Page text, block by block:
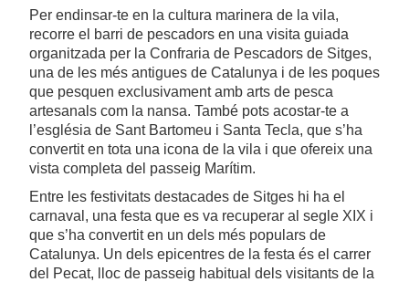
Per endinsar-te en la cultura marinera de la vila,
recorre el barri de pescadors en una visita guiada
organitzada per la Confraria de Pescadors de Sitges,
una de les més antigues de Catalunya i de les poques
que pesquen exclusivament amb arts de pesca
artesanals com la nansa. També pots acostar-te a
l’església de Sant Bartomeu i Santa Tecla, que s’ha
convertit en tota una icona de la vila i que ofereix una
vista completa del passeig Marítim.
Entre les festivitats destacades de Sitges hi ha el
carnaval, una festa que es va recuperar al segle XIX i
que s’ha convertit en un dels més populars de
Catalunya. Un dels epicentres de la festa és el carrer
del Pecat, lloc de passeig habitual dels visitants de la